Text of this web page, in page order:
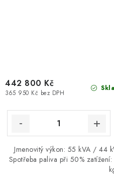
365 950 Kč bez DPH
442 800 Kč
Jmenovitý výkon: 55 kVA / 44
Spotřeba paliva při 50%